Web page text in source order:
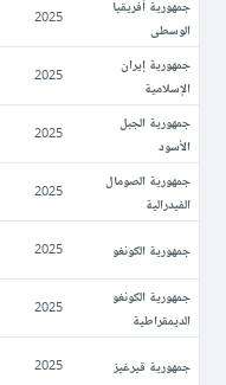
جمهورية أفريقيا
الوسطى
2025
جمهورية إيران
الإسلامية
2025
جمهورية الجبل
الأسود
2025
جمهورية الصومال
الفيدرالية
2025
جمهورية الكونغو 2025
جمهورية الكونغو
الديمقراطية
2025
جمهورية قيرغيز 2025